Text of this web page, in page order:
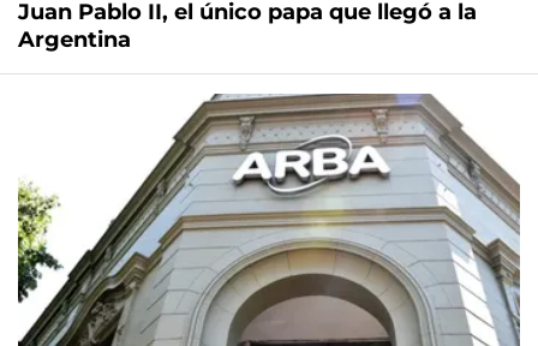
Juan Pablo II, el único papa que llegó a la
Argentina